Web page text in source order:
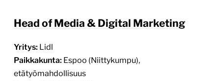
Head of Media & Digital Marketing
Yritys: Lidl
Paikkakunta: Espoo (Niittykumpu),
etätyömahdollisuus